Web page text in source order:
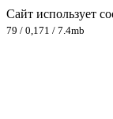
Сайт использует
79 / 0,171 / 7.4mb